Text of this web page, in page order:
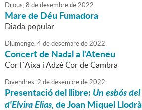
Dijous,8 dedesembrede2022
Mare de Déu Fumadora
Diada popular
Diumenge,4dedesembrede2022
Concert de Nadal a l'Ateneu
Cor l´Aixa i Adzé Cor de Cambra
Divendres,2 dedesembrede2022
Presentació del llibre: Un esbós
d'Elvira Elias,de Joan Miquel Llodrà